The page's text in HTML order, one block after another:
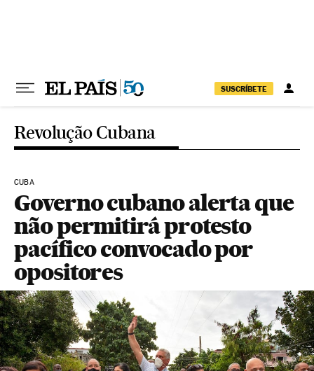
SUSCRÍBETE
Revolução Cubana
CUBA
Governo cubano alerta que
não permitirá protesto
pacífico convocado por
opositores